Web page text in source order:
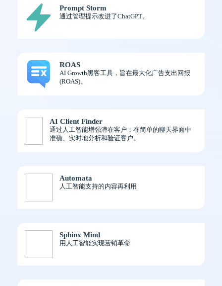
Prompt Storm
通过管理提示改进了ChatGPT。
ROAS
AI Growth黑客工具，旨在最大化广告支出回报
(ROAS)。
AI Client Finder
通过人工智能增强潜在客户：在简单的聊天界面中
准确、实时地分析和验证客户。
Automata
人工智能支持的内容再利用
Sphinx Mind
用人工智能实现营销革命